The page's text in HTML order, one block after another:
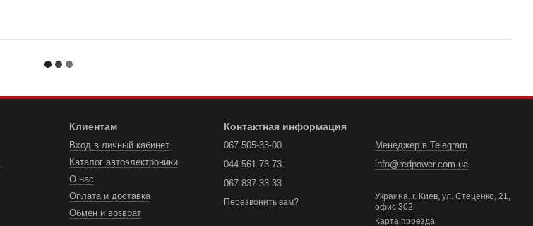
Клиентам
Вход в личный кабинет
Каталог автоэлектроники
О нас
Оплата и доставка
Обмен и возврат
Контактная информация
067 505-33-00
044 561-73-73
067 837-33-33
Перезвонить вам?
Менеджер в Telegram
info@redpower.com.ua
Украина, г. Киев, ул. Стеценко, 21,
офис 302
Карта проезда